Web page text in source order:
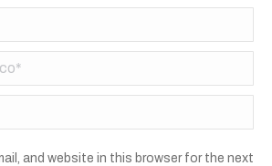
and website in this browser for the next